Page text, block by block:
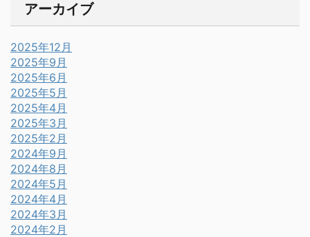
アーカイブ
2025年12月
2025年9月
2025年6月
2025年5月
2025年4月
2025年3月
2025年2月
2024年9月
2024年8月
2024年5月
2024年4月
2024年3月
2024年2月